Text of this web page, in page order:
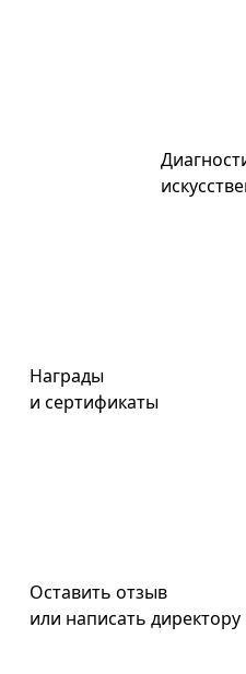
Награды
и сертификаты
Оставить отзыв
или написать директору